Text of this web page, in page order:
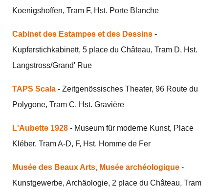
Koenigshoffen, Tram F, Hst. Porte Blanche
Cabinet des Estampes et des Dessins -
Kupferstichkabinett, 5 place du Château, Tram D, Hst.
Langstross/Grand' Rue
TAPS Scala - Zeitgenössisches Theater, 96 Route du
Polygone, Tram C, Hst. Gravière
L'Aubette 1928 - Museum für moderne Kunst, Place
Kléber, Tram A-D, F, Hst. Homme de Fer
Musée des Beaux Arts, Musée archéologique -
Kunstgewerbe, Archäologie, 2 place du Château, Tram